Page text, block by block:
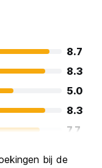
8.7
8.3
5.0
8.3
7.7
bij de